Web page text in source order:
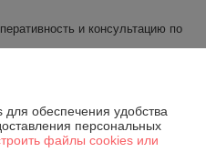
и консультацию по
отзывы
обеспечения удобства
персональных
файлы cookies или